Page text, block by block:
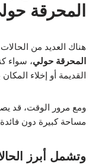
المحرقة
هناك العديد من
المحرقة حولي، سواء
القديمة أو إخلاء المكان
ومع مرور الوقت، قد
مساحة كبيرة دون
وتشمل أبرز